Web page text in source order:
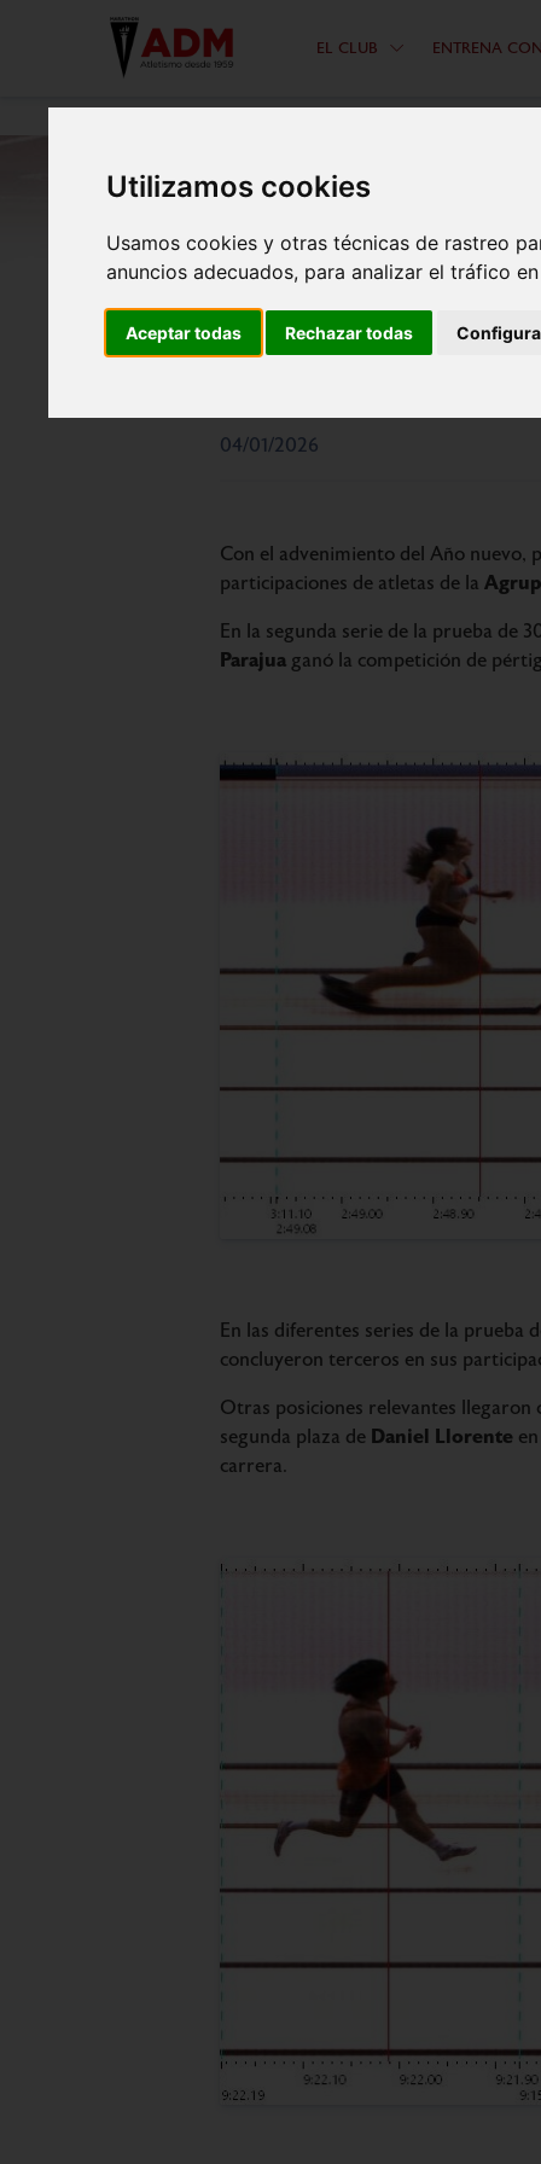
Utilizamos cookies
Usamos cookies y otras técnicas de rastreo
anuncios adecuados, para analizar el tráfico
Aceptar todas Rechazar todas
EL CLUB ENTRENA
LAS
04/01/2026
Con el advenimiento del Año nuevo,
participaciones de atletas de la
En la segunda serie de la prueba de
Parajua ganó la competición de
En las diferentes series de la prueba
concluyeron terceros en sus
Otras posiciones relevantes llegaron
segunda plaza de Daniel Llorente
carrera.